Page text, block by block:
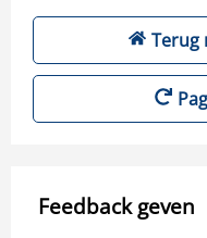
Terug
Feedback geven